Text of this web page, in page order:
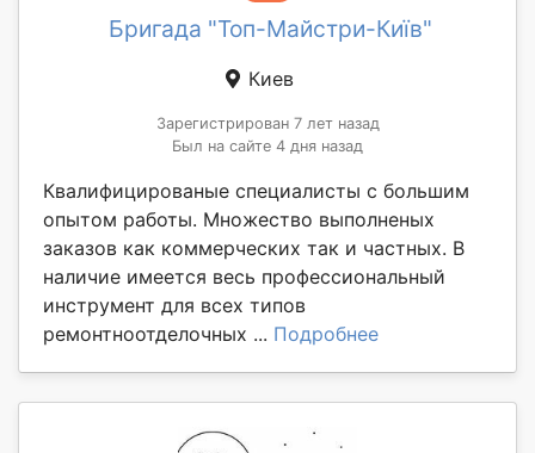
Бригада "Топ-Майстри-Київ"
Киев
Зарегистрирован 7 лет назад
Был на сайте 4 дня назад
Квалифицированые специалисты с большим
опытом работы. Множество выполненых
заказов как коммерческих так и частных. В
наличие имеется весь профессиональный
инструмент для всех типов
ремонтноотделочных ... Подробнее